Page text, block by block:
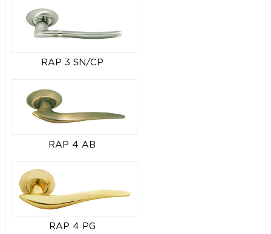
RAP 3 SN/CP
RAP 4 AB
RAP 4 PG